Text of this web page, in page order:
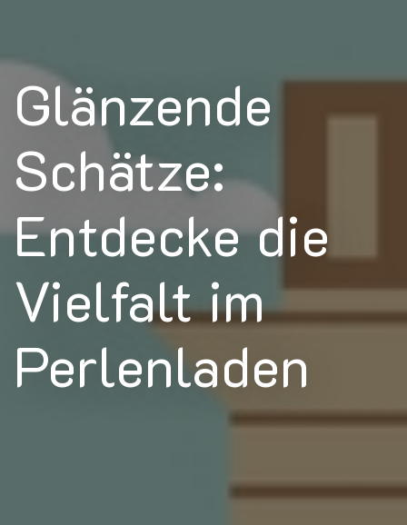
Glänzende
Schätze:
Entdecke die
Vielfalt im
Perlenladen